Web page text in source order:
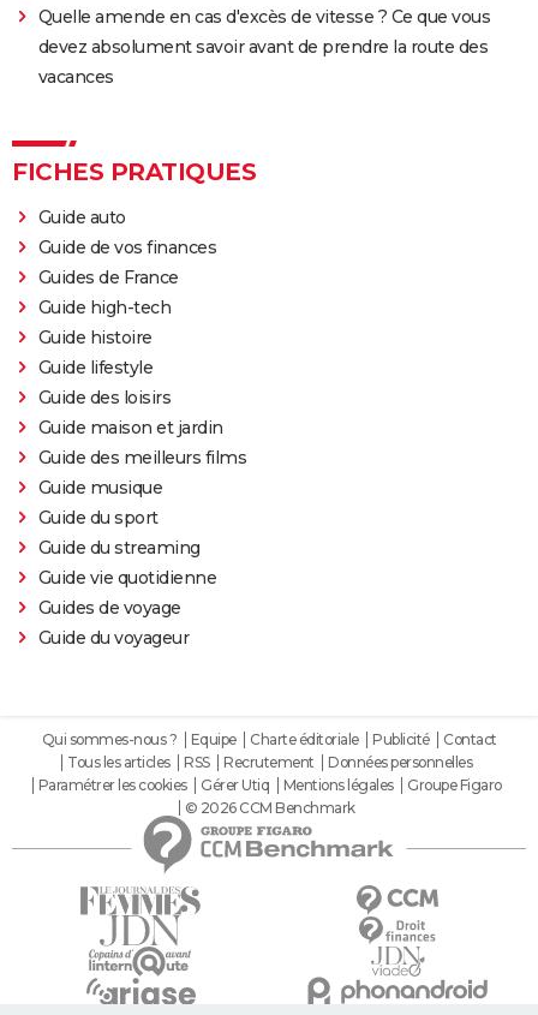
Quelle amende en cas d'excès de vitesse ? Ce que vous
devez absolument savoir avant de prendre la route des
vacances
FICHES PRATIQUES
Guide auto
Guide de vos finances
Guides de France
Guide high-tech
Guide histoire
Guide lifestyle
Guide des loisirs
Guide maison et jardin
Guide des meilleurs films
Guide musique
Guide du sport
Guide du streaming
Guide vie quotidienne
Guides de voyage
Guide du voyageur
Qui sommes-nous ? Equipe Charte éditoriale Publicité
Contact
Tous les articles
RSS Recrutement
Données personnelles
Paramétrer les cookies
Gérer Utiq Mentions légales
Groupe Figaro
© 2026 CCM Benchmark